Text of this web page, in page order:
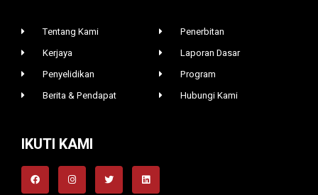
Tentang Kami
Kerjaya
Penyelidikan
Berita & Pendapat
Penerbitan
Laporan Dasar
Program
Hubungi Kami
IKUTI KAMI